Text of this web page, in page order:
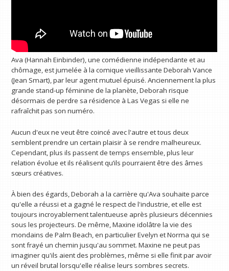
Ava (Hannah Einbinder), une comédienne indépendante et au
chômage, est jumelée à la comique vieillissante Deborah Vance
(Jean Smart), par leur agent mutuel épuisé. Anciennement la plus
grande stand-up féminine de la planète, Deborah risque
désormais de perdre sa résidence à Las Vegas si elle ne
rafraîchit pas son numéro.
Aucun d'eux ne veut être coincé avec l'autre et tous deux
semblent prendre un certain plaisir à se rendre malheureux.
Cependant, plus ils passent de temps ensemble, plus leur
relation évolue et ils réalisent qu’ils pourraient être des âmes
sœurs créatives.
À bien des égards, Deborah a la carrière qu'Ava souhaite parce
qu'elle a réussi et a gagné le respect de l'industrie, et elle est
toujours incroyablement talentueuse après plusieurs décennies
sous les projecteurs. De même, Maxine idolâtre la vie des
mondains de Palm Beach, en particulier Evelyn et Norma qui se
sont frayé un chemin jusqu'au sommet. Maxine ne peut pas
imaginer qu'ils aient des problèmes, même si elle finit par avoir
un réveil brutal lorsqu'elle réalise leurs sombres secrets.